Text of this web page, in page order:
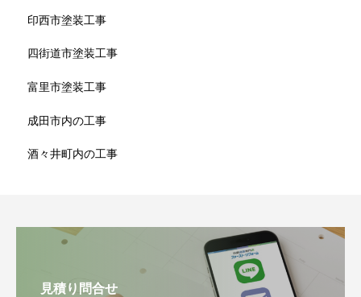
印西市塗装工事
四街道市塗装工事
富里市塗装工事
成田市内の工事
酒々井町内の工事
見積り問合せ